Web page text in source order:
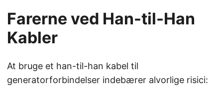
Farerne ved Han-til-Han
Kabler
At bruge et han-til-han kabel til
generatorforbindelser indebærer alvorlige risici: